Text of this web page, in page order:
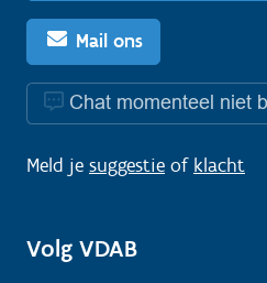
Mail ons
Chat momenteel niet
Meld je suggestie of klacht
Volg VDAB